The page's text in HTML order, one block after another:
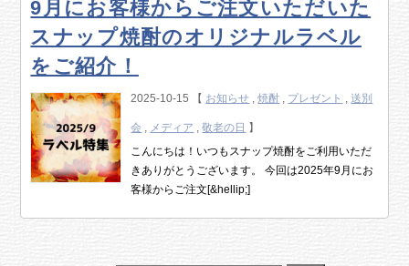
9月にお客様からご注文いただいた
スナップ焼酎のオリジナルラベル
をご紹介！
2025-10-15 【 お知らせ ,焼酎 , プレゼント ,送別
会 , メディア ,敬老の日 】
こんにちは！いつもスナップ焼酎をご利用いただ
きありがとうございます。 今回は2025年9月にお
客様からご注文[&hellip;]